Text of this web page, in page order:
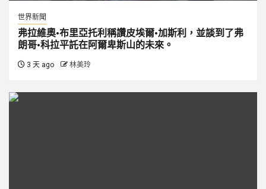
世界新聞
弗拉維奧·布里亞托利稱讚皮埃爾·加斯利，並談到了弗
朗哥·科拉平託在阿爾卑斯山的未來。
3 天 ago 林美玲